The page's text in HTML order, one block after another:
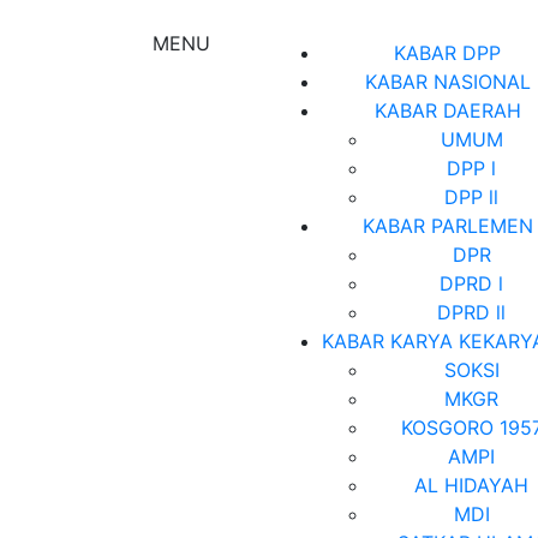
MENU
KABAR DPP
KABAR NASIONAL
KABAR DAERAH
UMUM
DPP l
DPP ll
KABAR PARLEMEN
DPR
DPRD l
DPRD ll
KABAR KARYA
SOKSI
MKGR
KOSGORO
AMPI
AL HIDAYAH
MDI